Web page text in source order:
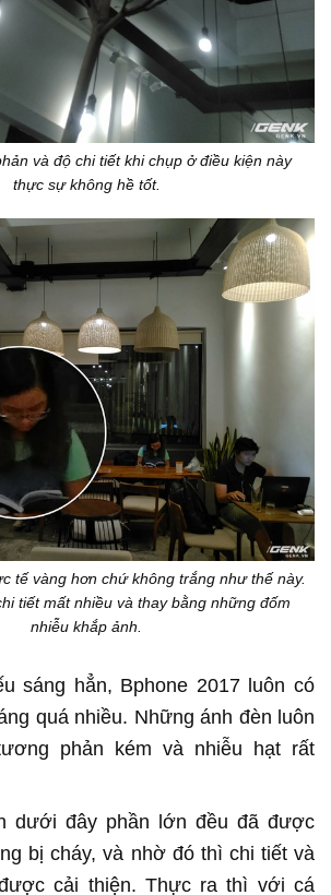
và độ chi tiết khi chụp ở điều kiện này
thực sự không hề tốt.
tế vàng hơn chứ không trắng như thế này.
tiết mất nhiều và thay bằng những đốm
nhiễu khắp ảnh.
sáng hẳn, Bphone 2017 luôn có
quá nhiều. Những ánh đèn luôn
phản kém và nhiễu hạt rất
dưới đây phần lớn đều đã được
bị cháy, và nhờ đó thì chi tiết và
cải thiện. Thực ra thì với cá